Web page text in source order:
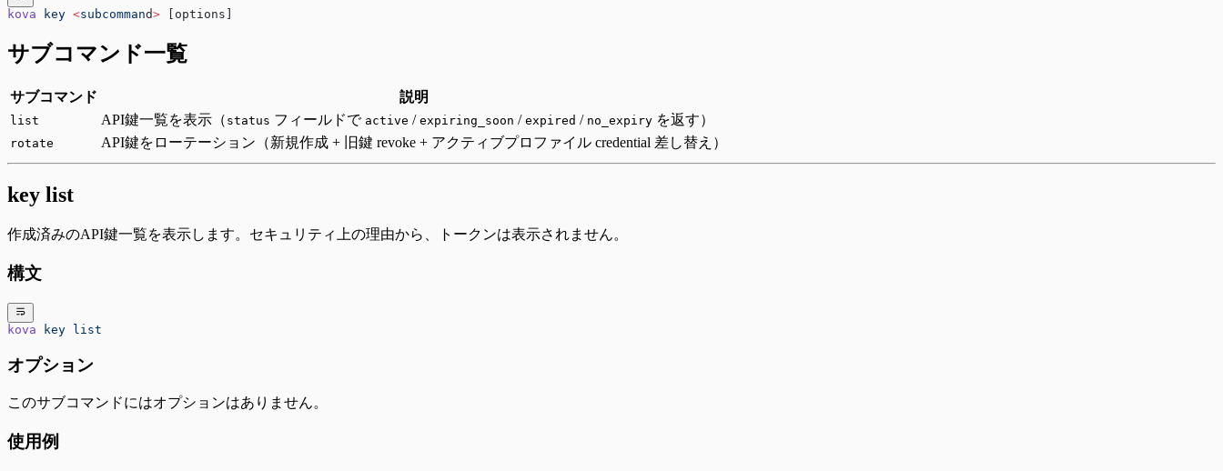
kova key <subcommand> [options]
サブコマンド一覧
サブコマンド 説明
list API鍵一覧を表示（ status フィールドで active / expiring_soon / expired / no_expiry を返す）
rotate API鍵をローテーション（新規作成 + 旧鍵 revoke + アクティブプロファイル credential 差し替え）
key list
作成済みのAPI鍵一覧を表示します。セキュリティ上の理由から、トークンは表示されません。
構文
kova key list
オプション
このサブコマンドにはオプションはありません。
使用例